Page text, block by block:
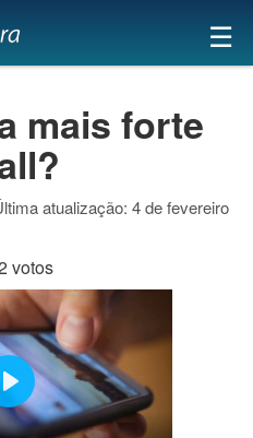
×
☰
mais forte
atualização: 4 de fevereiro
votos
Play